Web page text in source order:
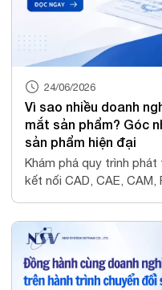
24/06/2026
Vì sao nhiều doanh
mắt sản phẩm? Góc
sản phẩm hiện đại
Khám phá quy trình
kết nối CAD, CAE, CAM,